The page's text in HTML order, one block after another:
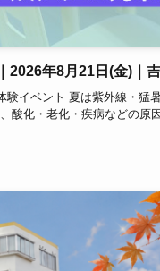
2026年8月21日(金)｜
イベント 夏は紫外線・猛
酸化・老化・疾病などの原